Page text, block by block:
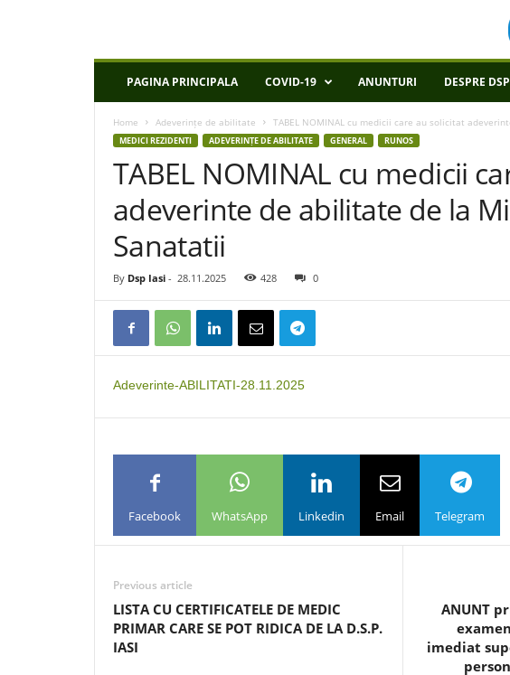
P
PAGINA PRINCIPALA COVID-19 ANUNTURI DESPRE DSP
Home Adeverințe de abilitate TABEL NOMINAL cu medicii care au solicitat
MEDICI REZIDENTI ADEVERINȚE DE ABILITATE GENERAL RUNOS
TABEL NOMINAL cu medicii
adeverinte de abilitate de la
Sanatatii
By Dsp Iasi - 28.11.2025 428 0
Adeverinte-ABILITATI-28.11.2025
Facebook WhatsApp Linkedin Email Telegram
Previous article
LISTA CU CERTIFICATELE DE MEDIC
PRIMAR CARE SE POT RIDICA DE LA D.S.P.
IASI
ANUNT
imediat